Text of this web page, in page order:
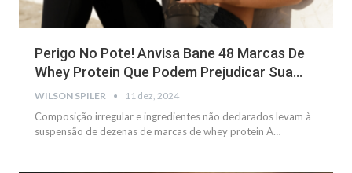
Perigo No Pote! Anvisa Bane 48 Marcas De
Whey Protein Que Podem Prejudicar Sua…
WILSON SPILER 11 dez, 2024
Composição irregular e ingredientes não declarados levam à
suspensão de dezenas de marcas de whey protein A…